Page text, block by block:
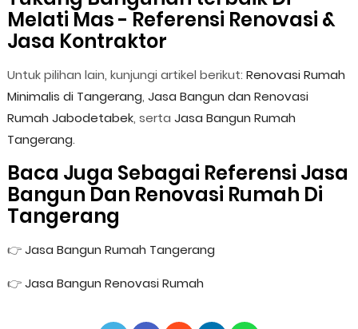
Melati Mas - Referensi Renovasi &
Jasa Kontraktor
Untuk pilihan lain, kunjungi artikel berikut: Renovasi Rumah
Minimalis di Tangerang, Jasa Bangun dan Renovasi
Rumah Jabodetabek, serta Jasa Bangun Rumah
Tangerang.
Baca Juga Sebagai Referensi Jasa
Bangun Dan Renovasi Rumah Di
Tangerang
👉Jasa Bangun Rumah Tangerang
👉Jasa Bangun Renovasi Rumah